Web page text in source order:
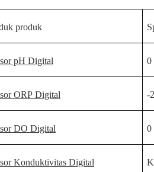
produk
pH Digital 0
ORP Digital -
DO Digital 0
Konduktivitas Digital